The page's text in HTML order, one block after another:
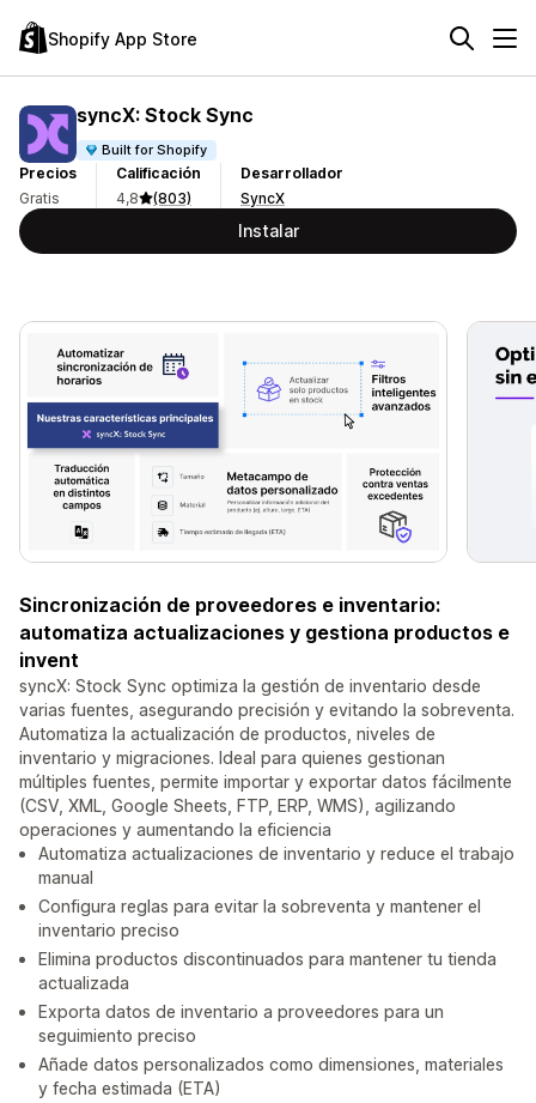
Shopify App Store
syncX: Stock Sync
Built for Shopify
Precios
Gratis
Calificación
4,8
(803)
Desarrollador
SyncX
Instalar
Sincronización de proveedores e inventario:
automatiza actualizaciones y gestiona productos e
invent
syncX: Stock Sync optimiza la gestión de inventario desde
varias fuentes, asegurando precisión y evitando la sobreventa.
Automatiza la actualización de productos, niveles de
inventario y migraciones. Ideal para quienes gestionan
múltiples fuentes, permite importar y exportar datos fácilmente
(CSV, XML, Google Sheets, FTP, ERP, WMS), agilizando
operaciones y aumentando la eficiencia
Automatiza actualizaciones de inventario y reduce el trabajo
manual
Configura reglas para evitar la sobreventa y mantener el
inventario preciso
Elimina productos discontinuados para mantener tu tienda
actualizada
Exporta datos de inventario a proveedores para un
seguimiento preciso
Añade datos personalizados como dimensiones, materiales
y fecha estimada (ETA)